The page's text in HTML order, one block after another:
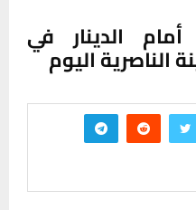
الدينار في
الناصرية اليوم